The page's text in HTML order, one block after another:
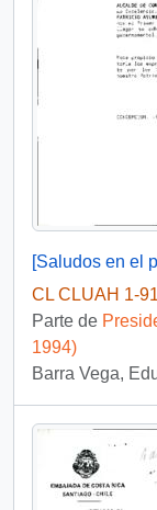
[Saludos en el
CL CLUAH 1-
Parte de
1994)
Barra Vega,